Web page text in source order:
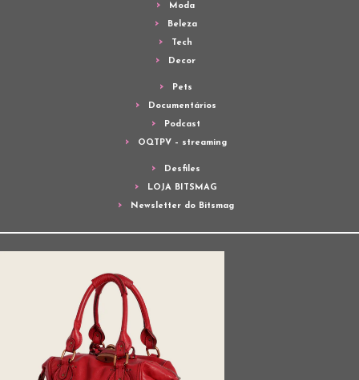
Moda
Beleza
Tech
Decor
Pets
Documentários
Podcast
OQTPV – streaming
Desfiles
LOJA BITSMAG
Newsletter do Bitsmag